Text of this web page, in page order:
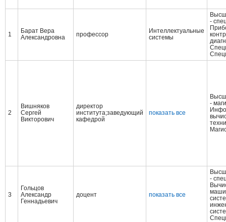
1
Барат Вера
Александровна
профессор
Интеллектуальные
системы
-
2
Вишняков
Сергей
Викторович
директор
института;заведующий
кафедрой
показать все
-
3
Гольцов
Александр
Геннадьевич
доцент показать все
-